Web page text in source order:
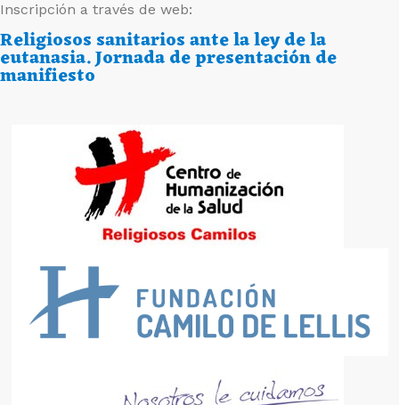
Inscripción a través de web:
Religiosos sanitarios ante la ley de la
eutanasia. Jornada de presentación de
manifiesto